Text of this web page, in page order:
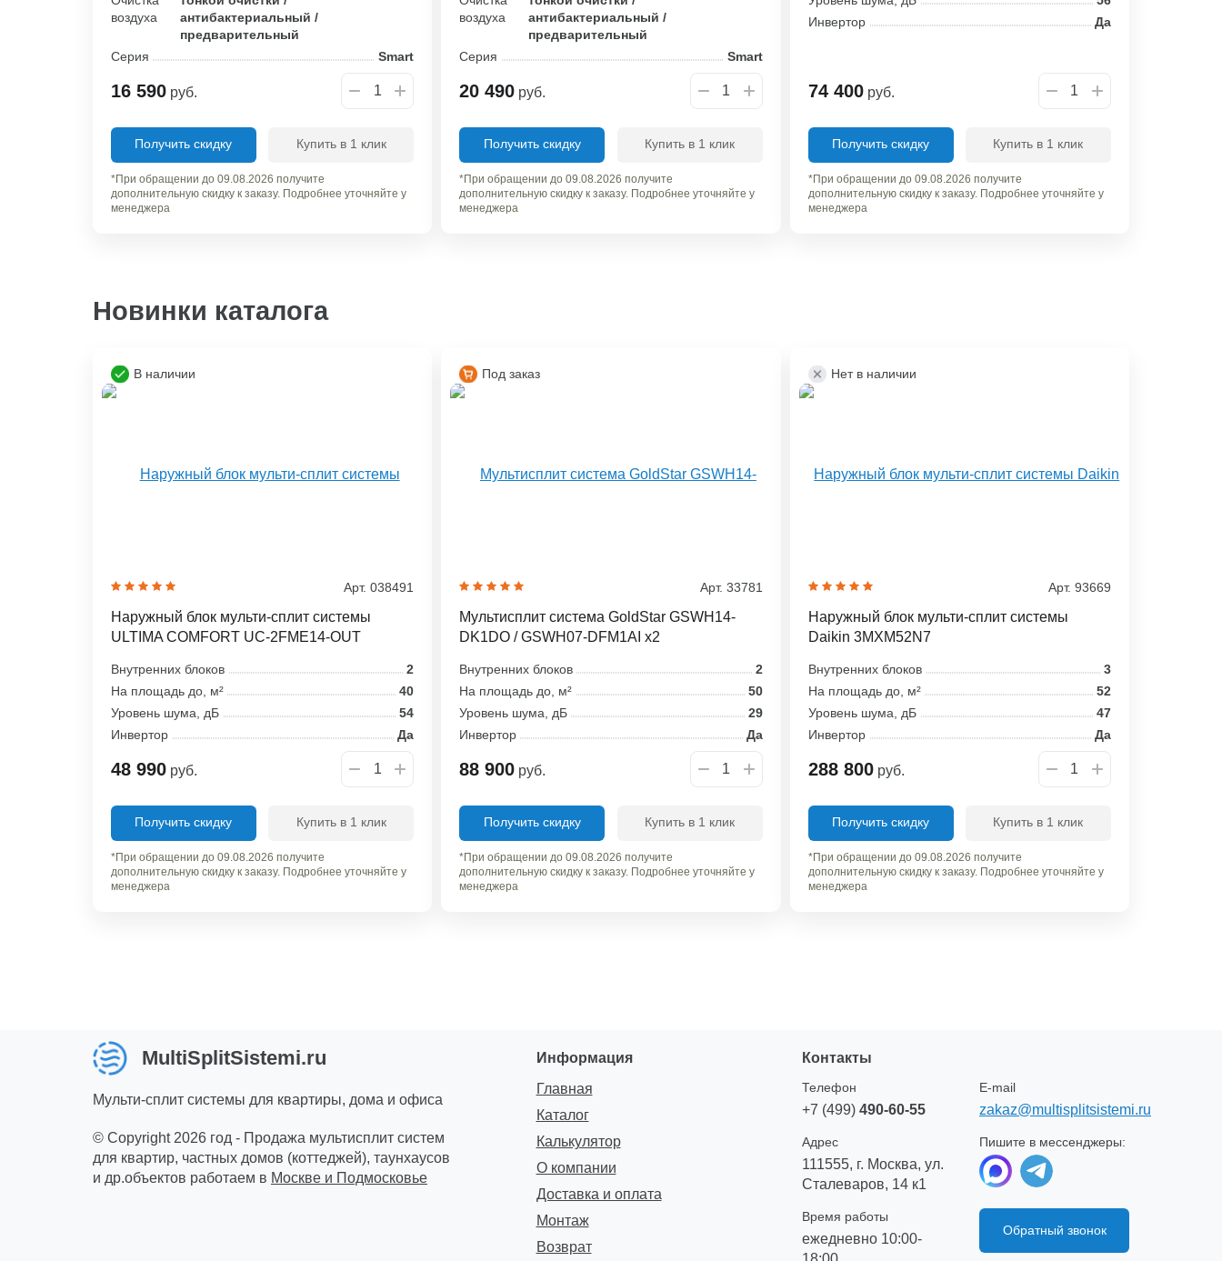
воздуха
антибактериальный /
предварительный
Серия
Smart
16 590 руб.
Получить скидку Купить в 1 клик
*При обращении до 09.08.2026 получите
дополнительную скидку к заказу. Подробнее уточняйте у
менеджера
воздуха
антибактериальный /
предварительный
Серия
Smart
20 490 руб.
Получить скидку Купить в 1 клик
*При обращении до 09.08.2026 получите
дополнительную скидку к заказу. Подробнее уточняйте у
менеджера
Инвертор
Да
74 400руб.
Получить скидку Купить в 1 клик
*При обращении до 09.08.2026 получите
дополнительную скидку к заказу. Подробнее уточняйте у
менеджера
Новинки каталога
В наличии
Арт. 038491
Наружный блок мульти-сплит системы
ULTIMA COMFORT UC-2FME14-OUT
Внутренних блоков
2
На площадь до, м²
40
Уровень шума, дБ
54
Инвертор
Да
48 990 руб.
Получить скидку Купить в 1 клик
*При обращении до 09.08.2026 получите
дополнительную скидку к заказу. Подробнее уточняйте у
менеджера
Под заказ
Арт. 33781
Мультисплит система GoldStar GSWH14-
DK1DO / GSWH07-DFM1AI x2
Внутренних блоков
2
На площадь до, м²
50
Уровень шума, дБ
29
Инвертор
Да
88 900 руб.
Получить скидку Купить в 1 клик
*При обращении до 09.08.2026 получите
дополнительную скидку к заказу. Подробнее уточняйте у
менеджера
Нет в наличии
Арт. 93669
Наружный блок мульти-сплит системы
Daikin 3MXM52N7
Внутренних блоков
3
На площадь до, м²
52
Уровень шума, дБ
47
Инвертор
Да
288 800руб.
Получить скидку Купить в 1 клик
*При обращении до 09.08.2026 получите
дополнительную скидку к заказу. Подробнее уточняйте у
менеджера
MultiSplitSistemi.ru
Мульти-сплит системы для квартиры, дома и офиса
© Copyright 2026 год - Продажа мультисплит систем
для квартир, частных домов (коттеджей), таунхаусов
и др.объектов работаем в Москве и Подмосковье
Информация
Главная
Каталог
Калькулятор
О компании
Доставка и оплата
Монтаж
Возврат
Контакты
Телефон
+7 (499) 490-60-55
E-mail
zakaz@multisplitsistemi.ru
Адрес
111555, г. Москва, ул.
Сталеваров, 14 к1
Пишите в мессенджеры:
Время работы
ежедневно 10:00-
Обратный звонок